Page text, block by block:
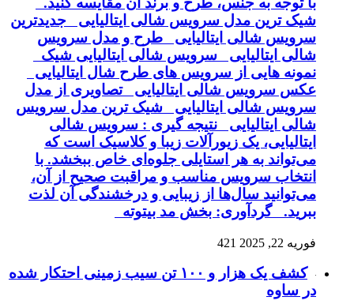
شیک ترین مدل سرویس شالی ایتالیایی جدیدترین
سرویس شالی ایتالیایی طرح و مدل سرویس
شالی ایتالیایی سرویس شالی ایتالیایی شیک
نمونه هایی از سرویس های طرح شال ایتالیایی
عکس سرویس شالی ایتالیایی تصاویری از مدل
سرویس شالی ایتالیایی شیک ترین مدل سرویس
شالی ایتالیایی نتیجه گیری : سرویس شالی
ایتالیایی، یک زیورآلات زیبا و کلاسیک است که
می‌تواند به هر استایلی جلوه‌ای خاص ببخشد. با
انتخاب سرویس مناسب و مراقبت صحیح از آن،
می‌توانید سال‌ها از زیبایی و درخشندگی آن لذت
ببرید. گردآوری: بخش مد بیتوته
فوریه 22, 2025 421
کشف یک هزار و ۱۰۰ تن سیب زمینی احتکار شده
در ساوه